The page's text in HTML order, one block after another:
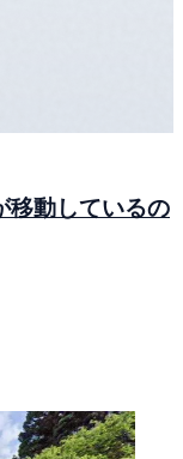
移動しているの